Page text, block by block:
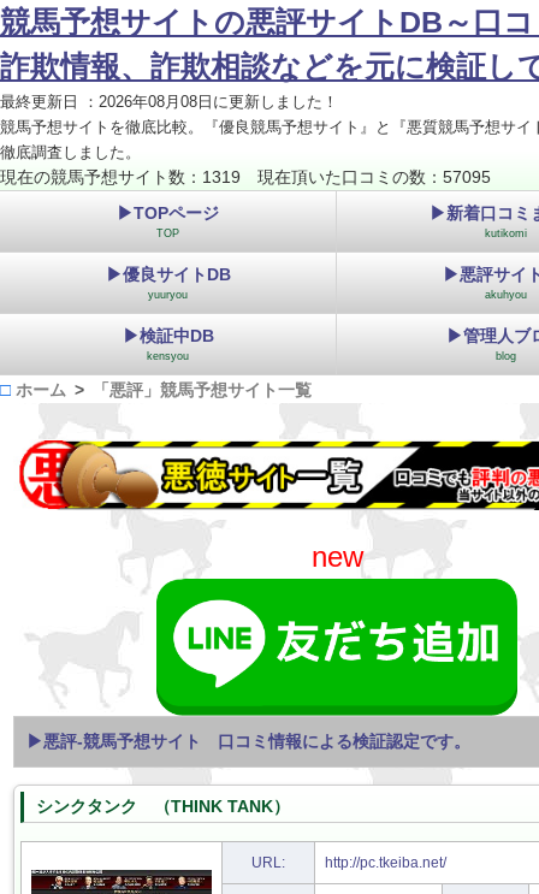
競馬予想サイトの悪評サイトDB～口
詐欺情報、詐欺相談などを元に検証し
最終更新日 ：2026年08月08日に更新しました！
競馬予想サイトを徹底比較。『優良競馬予想サイト』と『悪質競馬予想サイ
徹底調査しました。
現在の競馬予想サイト数：1319 現在頂いた口コミの数：57095
▶TOPページ
TOP
▶新着口コミ
kutikomi
▶優良サイトDB
yuuryou
▶悪評サイ
akuhyou
▶検証中DB
kensyou
▶管理人ブ
blog
ホーム 「悪評」競馬予想サイト一覧
new
▶悪評-競馬予想サイト 口コミ情報による検証認定です。
シンクタンク （THINK TANK）
URL: http://pc.tkeiba.net/